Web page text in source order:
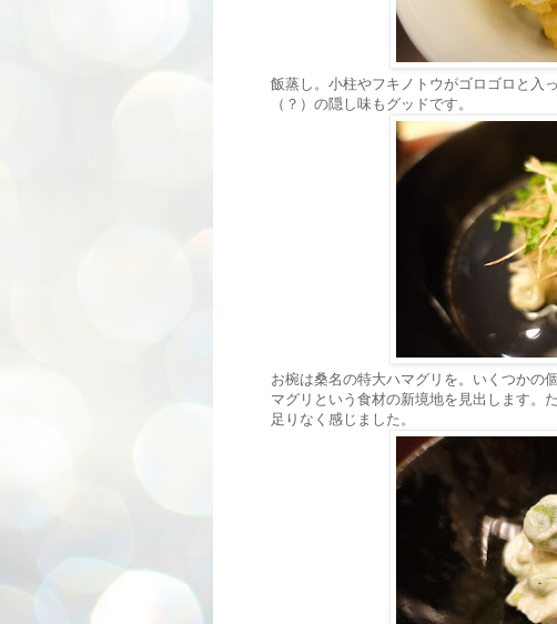
飯蒸し。小柱やフキノトウがゴロゴロと入
（？）の隠し味もグッドです。
お椀は桑名の特大ハマグリを。いくつかの
マグリという食材の新境地を見出します。
足りなく感じました。